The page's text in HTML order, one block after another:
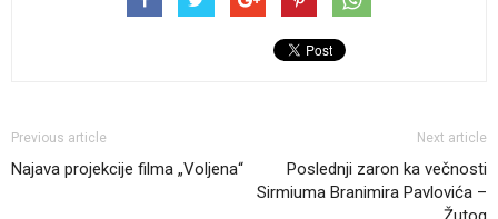
Previous article
Najava projekcije filma „Voljena“
Next article
Poslednji zaron ka večnosti
Sirmiuma Branimira Pavlovića –